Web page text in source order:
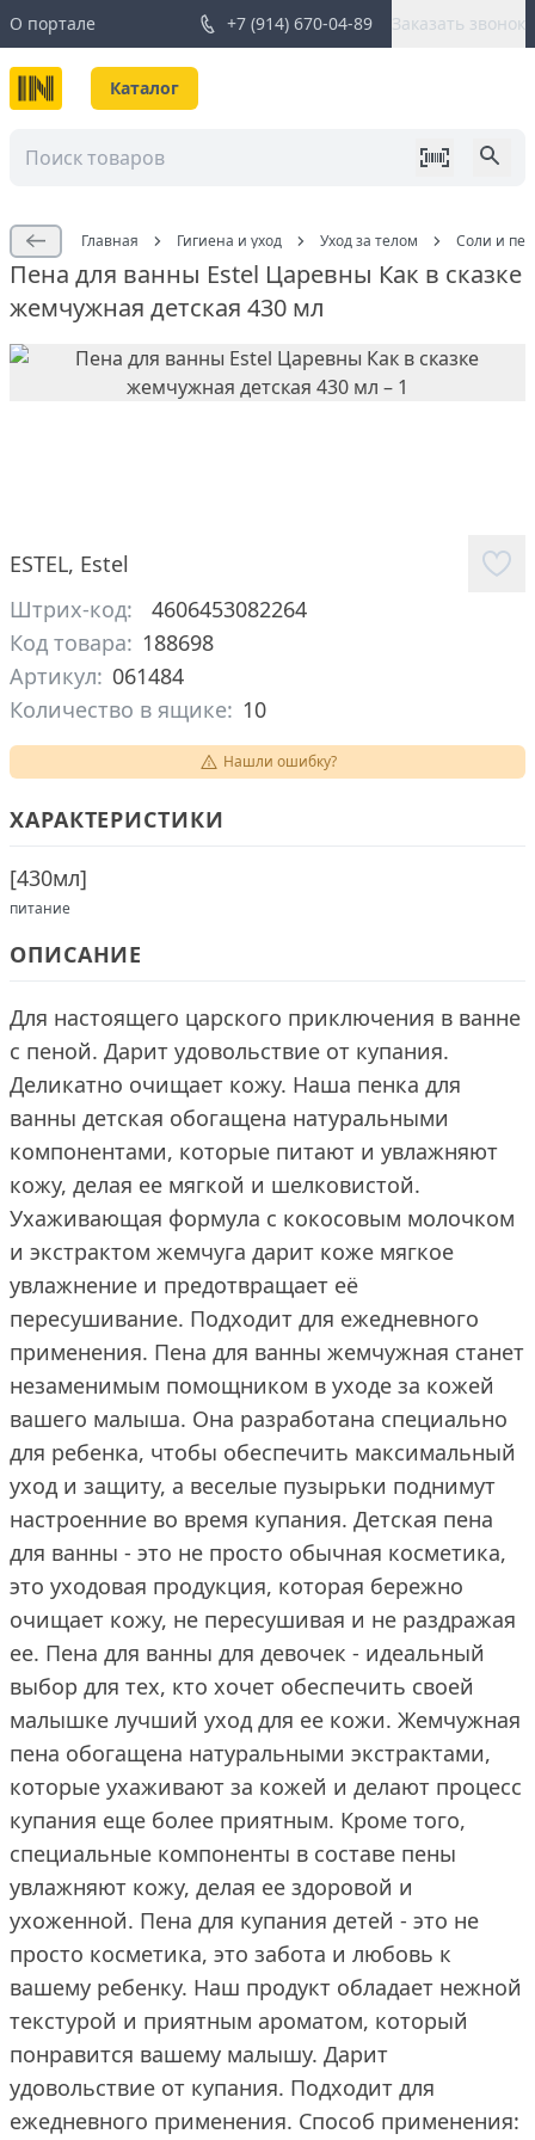
О портале +7 (914) 670-04-89 Заказать звонок
Каталог
Главная Гигиена и уход Уход за телом Соли и
Пена для ванны Estel Царевны Как в сказке
жемчужная детская 430 мл
ESTEL, Estel
Штрих-код:
4606453082264
Код товара: 188698
Артикул: 061484
Количество в ящике: 10
Нашли ошибку?
ХАРАКТЕРИСТИКИ
[430мл]
питание
ОПИСАНИЕ
Для настоящего царского приключения в ванне
с пеной. Дарит удовольствие от купания.
Деликатно очищает кожу. Наша пенка для
ванны детская обогащена натуральными
компонентами, которые питают и увлажняют
кожу, делая ее мягкой и шелковистой.
Ухаживающая формула с кокосовым молочком
и экстрактом жемчуга дарит коже мягкое
увлажнение и предотвращает её
пересушивание. Подходит для ежедневного
применения. Пена для ванны жемчужная станет
незаменимым помощником в уходе за кожей
вашего малыша. Она разработана специально
для ребенка, чтобы обеспечить максимальный
уход и защиту, а веселые пузырьки поднимут
настроенние во время купания. Детская пена
для ванны - это не просто обычная косметика,
это уходовая продукция, которая бережно
очищает кожу, не пересушивая и не раздражая
ее. Пена для ванны для девочек - идеальный
выбор для тех, кто хочет обеспечить своей
малышке лучший уход для ее кожи. Жемчужная
пена обогащена натуральными экстрактами,
которые ухаживают за кожей и делают процесс
купания еще более приятным. Кроме того,
специальные компоненты в составе пены
увлажняют кожу, делая ее здоровой и
ухоженной. Пена для купания детей - это не
просто косметика, это забота и любовь к
вашему ребенку. Наш продукт обладает нежной
текстурой и приятным ароматом, который
понравится вашему малышу. Дарит
удовольствие от купания. Подходит для
ежедневного применения. Способ применения: